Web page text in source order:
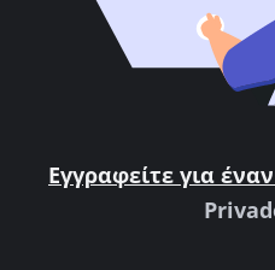
Εγγραφείτε για